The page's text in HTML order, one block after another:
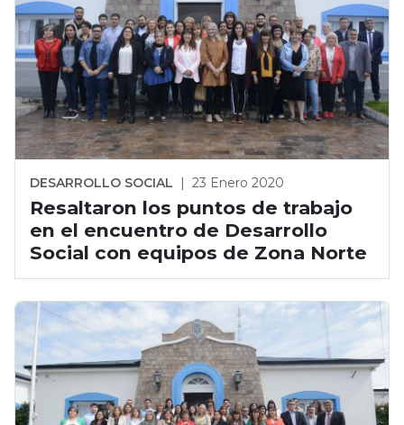
DESARROLLO SOCIAL | 23 Enero 2020
Resaltaron los puntos de trabajo
en el encuentro de Desarrollo
Social con equipos de Zona Norte